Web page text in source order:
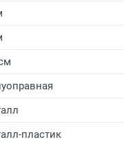
пластик